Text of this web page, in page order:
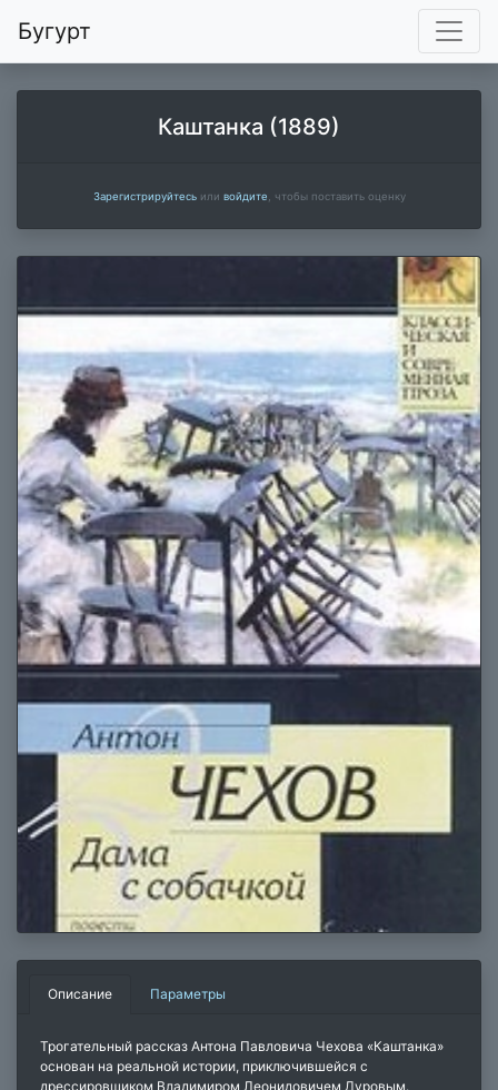
Бугурт
Каштанка (1889)
Зарегистрируйтесьили войдите , чтобы поставить оценку
Описание Параметры
Трогательный рассказ Антона Павловича Чехова «Каштанка»
основан на реальной истории, приключившейся с
дрессировщиком Владимиром Леонидовичем Дуровым.